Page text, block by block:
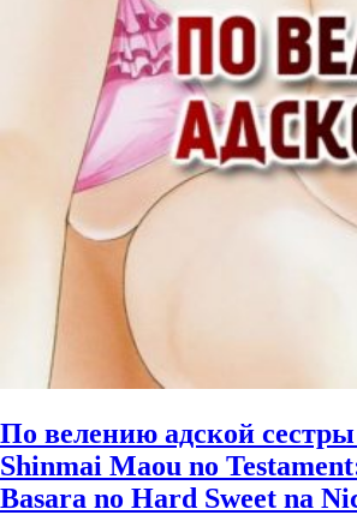
По велению адской
Shinmai Maou no
Basara no Hard Sweet na